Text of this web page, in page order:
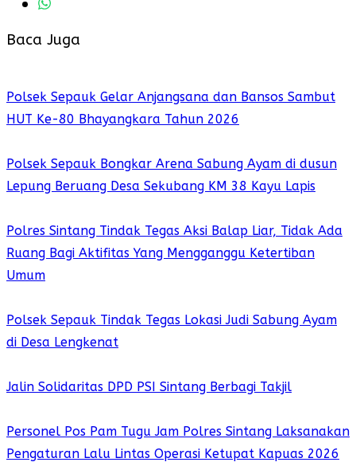
Baca Juga
Polsek Sepauk Gelar Anjangsana dan Bansos Sambut
HUT Ke-80 Bhayangkara Tahun 2026
Polsek Sepauk Bongkar Arena Sabung Ayam di dusun
Lepung Beruang Desa Sekubang KM 38 Kayu Lapis
Polres Sintang Tindak Tegas Aksi Balap Liar, Tidak Ada
Ruang Bagi Aktifitas Yang Mengganggu Ketertiban
Umum
Polsek Sepauk Tindak Tegas Lokasi Judi Sabung Ayam
di Desa Lengkenat
Jalin Solidaritas DPD PSI Sintang Berbagi Takjil
Personel Pos Pam Tugu Jam Polres Sintang Laksanakan
Pengaturan Lalu Lintas Operasi Ketupat Kapuas 2026